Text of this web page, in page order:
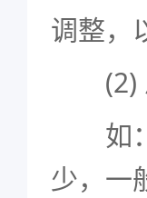
调整，
(2)
如：
少，一